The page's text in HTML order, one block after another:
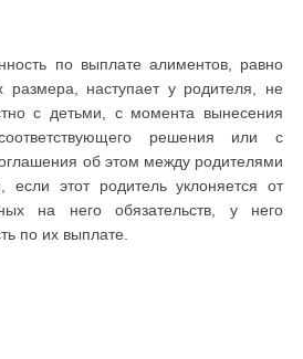
по выплате алиментов, равно
размера, наступает у родителя, не
с детьми, с момента вынесения
решения или с
об этом между родителями
если этот родитель уклоняется от
на него обязательств, у него
по их выплате.